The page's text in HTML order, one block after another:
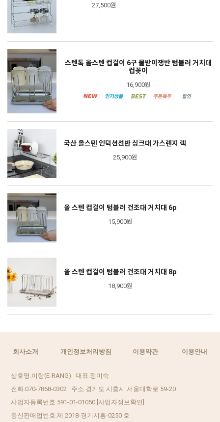
27,500원
스텐톡 올스텐 컵걸이 6구 물받이쟁반 텀블러 거치대
컵꽂이
16,900원
국산 올스텐 인덕션선반 싱크대 가스렌지 렉
25,900원
올 스텐 컵걸이 텀블러 건조대 거치대 6p
15,900원
올 스텐 컵걸이 텀블러 건조대 거치대 8p
18,900원
회사소개 개인정보처리방침 이용약관 이용안내
상호명.이랑(E-RANG) 대표.정미숙
전화.070-7868-0302 주소.경기도 시흥시 서울대학로 59-20
사업자등록번호.591-01-01050 [사업자정보확인]
통신판매업번호.제 2018-경기시흥-0250 호